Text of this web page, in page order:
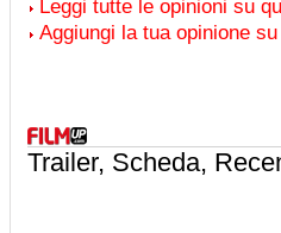
Leggi tutte le opinioni su
Aggiungi la tua opinione
Trailer, Scheda,